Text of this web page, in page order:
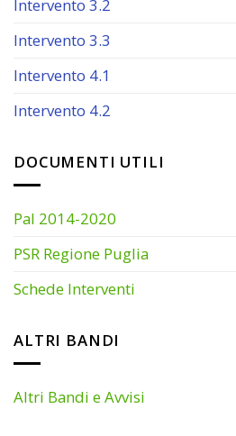
Intervento 3.2
Intervento 3.3
Intervento 4.1
Intervento 4.2
DOCUMENTI UTILI
Pal 2014-2020
PSR Regione Puglia
Schede Interventi
ALTRI BANDI
Altri Bandi e Avvisi